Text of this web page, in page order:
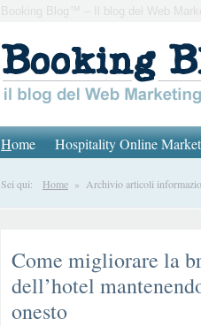
Booking Blog™ – Il blog del Web
Home Hospitality Online
Sei qui: Home » Archivio articoli
Come migliorare la
dell’hotel
onesto